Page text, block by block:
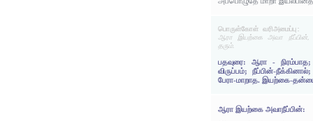
பொருள்கோள் வரிஅமைப்பு:
ஆரா இயற்கை அவா நீப்பின்,
தரும்.
பதவுரை: ஆரா -
விருப்பம்; நீப்பின்-
பேரா-மாறாத. இயற்கை-
ஆரா இயற்கை அவாநீப்பின்: